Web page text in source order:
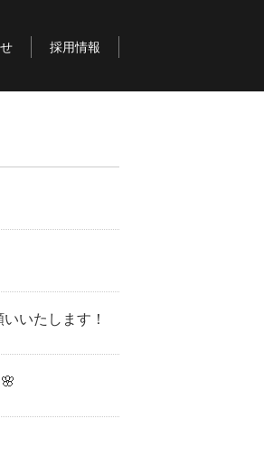
採用情報
いたします！